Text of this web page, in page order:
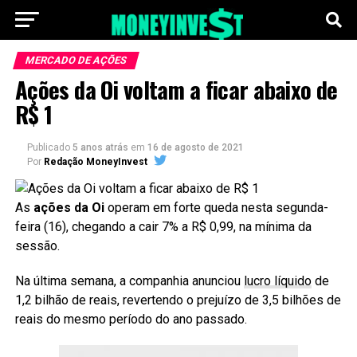
MERCADO DE AÇÕES
Ações da Oi voltam a ficar abaixo de
R$ 1
Publicado 5 anos atrás em 16 de agosto de 2021
Por Redação MoneyInvest
As ações da Oi operam em forte queda nesta segunda-
feira (16), chegando a cair 7% a R$ 0,99, na mínima da
sessão.
Na última semana, a companhia anunciou lucro líquidode
1,2 bilhão de reais, revertendo o prejuízo de 3,5 bilhões de
reais do mesmo período do ano passado.